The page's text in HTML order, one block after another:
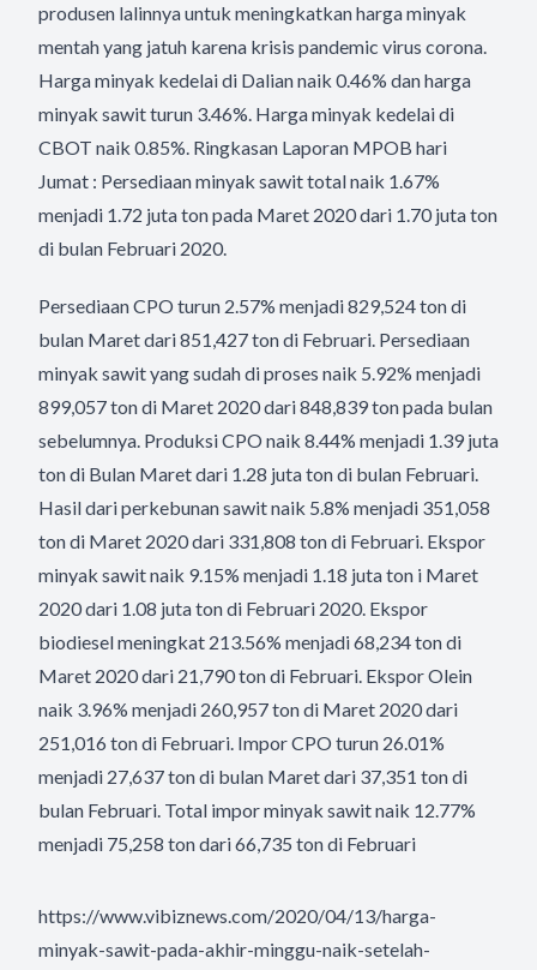
produsen lalinnya untuk meningkatkan harga minyak
mentah yang jatuh karena krisis pandemic virus corona.
Harga minyak kedelai di Dalian naik 0.46% dan harga
minyak sawit turun 3.46%. Harga minyak kedelai di
CBOT naik 0.85%. Ringkasan Laporan MPOB hari
Jumat : Persediaan minyak sawit total naik 1.67%
menjadi 1.72 juta ton pada Maret 2020 dari 1.70 juta ton
di bulan Februari 2020.
Persediaan CPO turun 2.57% menjadi 829,524 ton di
bulan Maret dari 851,427 ton di Februari. Persediaan
minyak sawit yang sudah di proses naik 5.92% menjadi
899,057 ton di Maret 2020 dari 848,839 ton pada bulan
sebelumnya. Produksi CPO naik 8.44% menjadi 1.39 juta
ton di Bulan Maret dari 1.28 juta ton di bulan Februari.
Hasil dari perkebunan sawit naik 5.8% menjadi 351,058
ton di Maret 2020 dari 331,808 ton di Februari. Ekspor
minyak sawit naik 9.15% menjadi 1.18 juta ton i Maret
2020 dari 1.08 juta ton di Februari 2020. Ekspor
biodiesel meningkat 213.56% menjadi 68,234 ton di
Maret 2020 dari 21,790 ton di Februari. Ekspor Olein
naik 3.96% menjadi 260,957 ton di Maret 2020 dari
251,016 ton di Februari. Impor CPO turun 26.01%
menjadi 27,637 ton di bulan Maret dari 37,351 ton di
bulan Februari. Total impor minyak sawit naik 12.77%
menjadi 75,258 ton dari 66,735 ton di Februari
https://www.vibiznews.com/2020/04/13/harga-
minyak-sawit-pada-akhir-minggu-naik-setelah-